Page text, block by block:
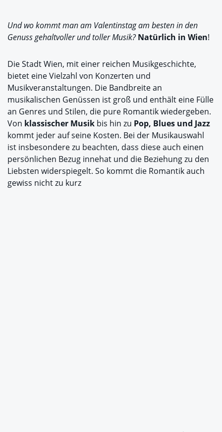
Und wo kommt man am Valentinstag am besten in den
Genuss gehaltvoller und toller Musik? Natürlich in Wien!
Die Stadt Wien, mit einer reichen Musikgeschichte,
bietet eine Vielzahl von Konzerten und
Musikveranstaltungen. Die Bandbreite an
musikalischen Genüssen ist groß und enthält eine Fülle
an Genres und Stilen, die pure Romantik wiedergeben.
Von klassischer Musik bis hin zu Pop, Blues und Jazz
kommt jeder auf seine Kosten. Bei der Musikauswahl
ist insbesondere zu beachten, dass diese auch einen
persönlichen Bezug innehat und die Beziehung zu den
Liebsten widerspiegelt. So kommt die Romantik auch
gewiss nicht zu kurz